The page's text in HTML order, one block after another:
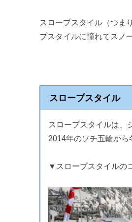
スロープスタイル（つま
プスタイルに憧れてスノ
スロープスタイル
スロープスタイルは、
2014年のソチ五輪から
▼スロープスタイルの